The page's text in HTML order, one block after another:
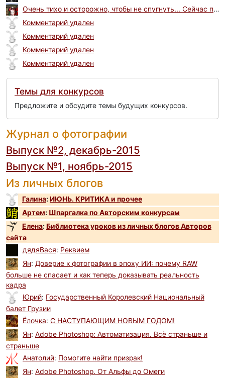
Очень тихо и осторожно, чтобы не спугнуть... Сейчас получилось зайти на сайт. До этого было чистое поле...
Комментарий удален
Комментарий удален
Комментарий удален
Комментарий удален
Темы для конкурсов
Предложите и обсудите темы будущих конкурсов.
Журнал о фотографии
Выпуск №2, декабрь-2015
Выпуск №1, ноябрь-2015
Из личных блогов
Галина:ИЮНЬ. КРИТИКА и прочее
Артем: Шпаргалка по Авторским конкурсам
Елена:Библиотека уроков из личных блогов Авторов
сайта
дядяВася: Реквием
Ян: Доверие к фотографии в эпоху ИИ: почему RAW
больше не спасает и как теперь доказывать реальность
кадра
Юрий: Государственный Королевский Национальный
балет Грузии
Ёлочка: С НАСТУПАЮЩИМ НОВЫМ ГОДОМ!
Ян: Adobe Photoshop: Автоматизация. Всё страньше и
страньше
Анатолий: Помогите найти призрак!
Ян: Adobe Photoshop. От Альфы до Омеги